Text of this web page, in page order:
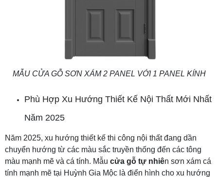
MẪU CỬA GỖ SƠN XÁM 2 PANEL VỚI 1 PANEL KÍNH
Phù Hợp Xu Hướng Thiết Kế Nội Thất Mới Nhất
Năm 2025
Năm 2025, xu hướng thiết kế thi công nội thất đang dần
chuyển hướng từ các màu sắc truyền thống đến các tông
màu mạnh mẽ và cá tính. Mẫu cửa gỗ tự nhiên sơn xám cá
tính mạnh mẽ tại Huỳnh Gia Mộc là điển hình cho xu hướng